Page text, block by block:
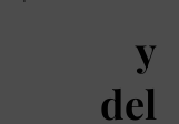
y
del